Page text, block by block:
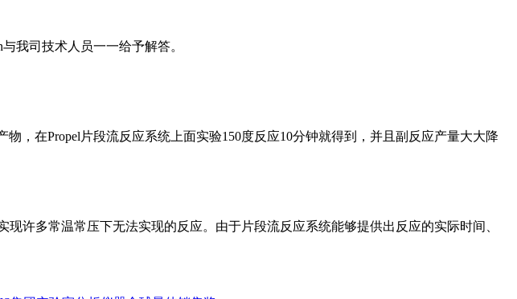
我司技术人员一一给予解答。
在Propel片段流反应系统上面实验150度反应10分钟就得到，并且副反应产量大大降
许多常温常压下无法实现的反应。由于片段流反应系统能够提供出反应的实际时间、